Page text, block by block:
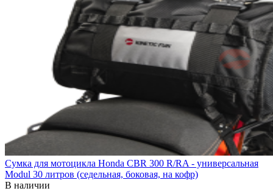
Сумка для мотоцикла Honda CBR 300 R/RA - универсальная
Modul 30 литров (седельная, боковая, на кофр)
В наличии